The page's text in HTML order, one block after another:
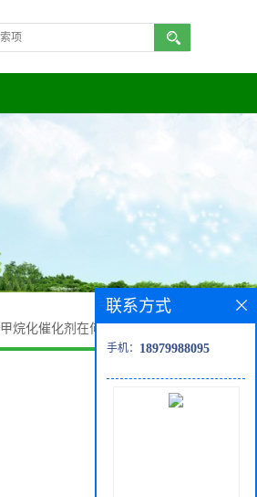
甲烷化催化剂在何种条件下使用？
联系方式
手机： 18979988095